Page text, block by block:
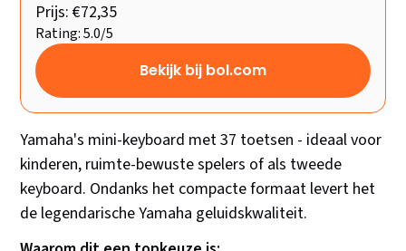
Prijs: €72,35
Rating: 5.0/5
Bekijk bij bol.com
Yamaha's mini-keyboard met 37 toetsen - ideaal voor
kinderen, ruimte-bewuste spelers of als tweede
keyboard. Ondanks het compacte formaat levert het
de legendarische Yamaha geluidskwaliteit.